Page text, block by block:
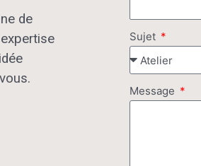
de
Sujet
Message